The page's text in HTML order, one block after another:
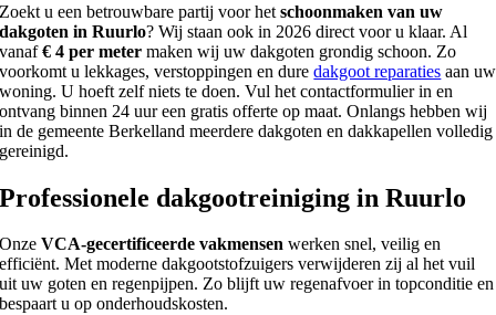
Zoekt u een betrouwbare partij voor hetschoonmaken van uw
dakgoten in Ruurlo? Wij staan ook in 2026 direct voor u klaar. Al
vanaf€ 4 per meter maken wij uw dakgoten grondig schoon. Zo
voorkomt u lekkages, verstoppingen en duredakgoot reparaties aan uw
woning. U hoeft zelf niets te doen. Vul het contactformulier in en
ontvang binnen 24 uur een gratis offerte op maat. Onlangs hebben wij
in de gemeente Berkelland meerdere dakgoten en dakkapellen volledig
gereinigd.
Professionele dakgootreiniging in Ruurlo
OnzeVCA-gecertificeerde vakmensen werken snel, veilig en
efficiënt. Met moderne dakgootstofzuigers verwijderen zij al het vuil
uit uw goten en regenpijpen. Zo blijft uw regenafvoer in topconditie en
bespaart u op onderhoudskosten.